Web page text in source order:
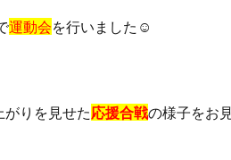
運動会を行いました☺
りを見せた応援合戦の様子をお